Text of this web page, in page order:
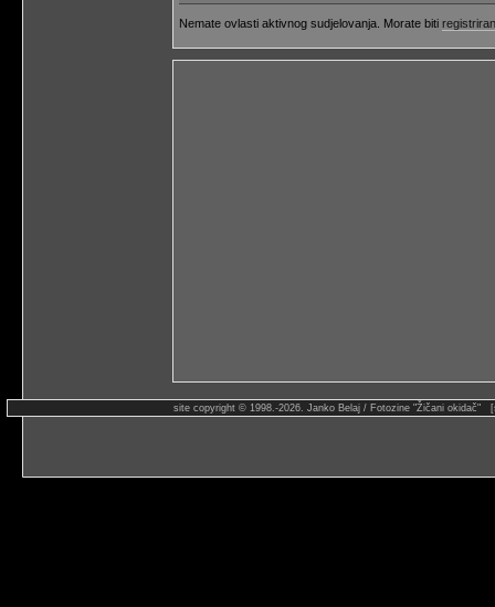
Nemate ovlasti aktivnog sudjelovanja. Morate biti
site copyright © 1998.-2026. Janko Belaj / Fotozine "Žičani okidač"